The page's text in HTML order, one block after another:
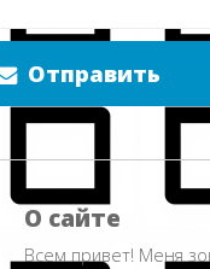
Отправить
О сайте
Всем привет! Меня